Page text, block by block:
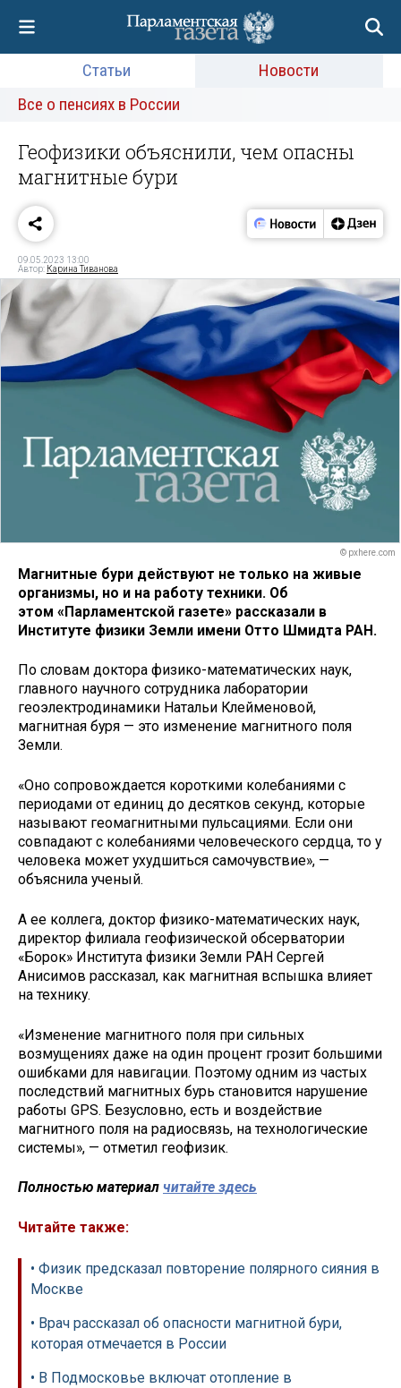
Статьи
Новости
Все о пенсиях в России
Геофизики объяснили, чем опасны
магнитные бури
09.05.2023 13:00
Автор: Карина Тиванова
© pxhere.com
Магнитные бури действуют не только на живые
организмы, но и на работу техники. Об
этом «Парламентской газете» рассказали в
Институте физики Земли имени Отто Шмидта РАН.
По словам доктора физико-математических наук,
главного научного сотрудника лаборатории
геоэлектродинамики Натальи Клейменовой,
магнитная буря — это изменение магнитного поля
Земли.
«Оно сопровождается короткими колебаниями с
периодами от единиц до десятков секунд, которые
называют геомагнитными пульсациями. Если они
совпадают с колебаниями человеческого сердца, то у
человека может ухудшиться самочувствие», —
объяснила ученый.
А ее коллега, доктор физико-математических наук,
директор филиала геофизической обсерватории
«Борок» Института физики Земли РАН Сергей
Анисимов рассказал, как магнитная вспышка влияет
на технику.
«Изменение магнитного поля при сильных
возмущениях даже на один процент грозит большими
ошибками для навигации. Поэтому одним из частых
последствий магнитных бурь становится нарушение
работы GPS. Безусловно, есть и воздействие
магнитного поля на радиосвязь, на технологические
системы», — отметил геофизик.
Полностью материал читайте здесь
Читайте также:
• Физик предсказал повторение полярного сияния в
Москве
• Врач рассказал об опасности магнитной бури,
которая отмечается в России
• В Подмосковье включат отопление в